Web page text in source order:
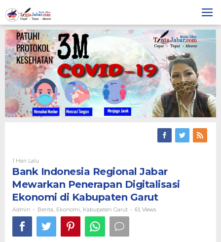
to
content
1 Hari Lalu
Admin
Bank Indonesia Regional Jabar
Mewarkan Penerapan Digitalisasi
Ekonomi di Kabupaten Garut
Admin - Berita Ekonomi Kabupaten Garut - 61 Views